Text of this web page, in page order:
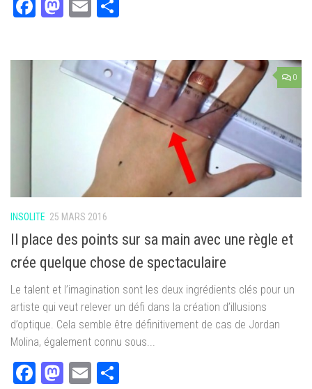
Facebook
Mastodon
Email
0
INSOLITE 25 MARS 2016
Il place des points sur sa main avec une règle et
crée quelque chose de spectaculaire
Le talent et l’imagination sont les deux ingrédients clés pour un
artiste qui veut relever un défi dans la création d’illusions
d’optique. Cela semble être définitivement de cas de Jordan
Molina, également connu sous...
Facebook
Mastodon
Email